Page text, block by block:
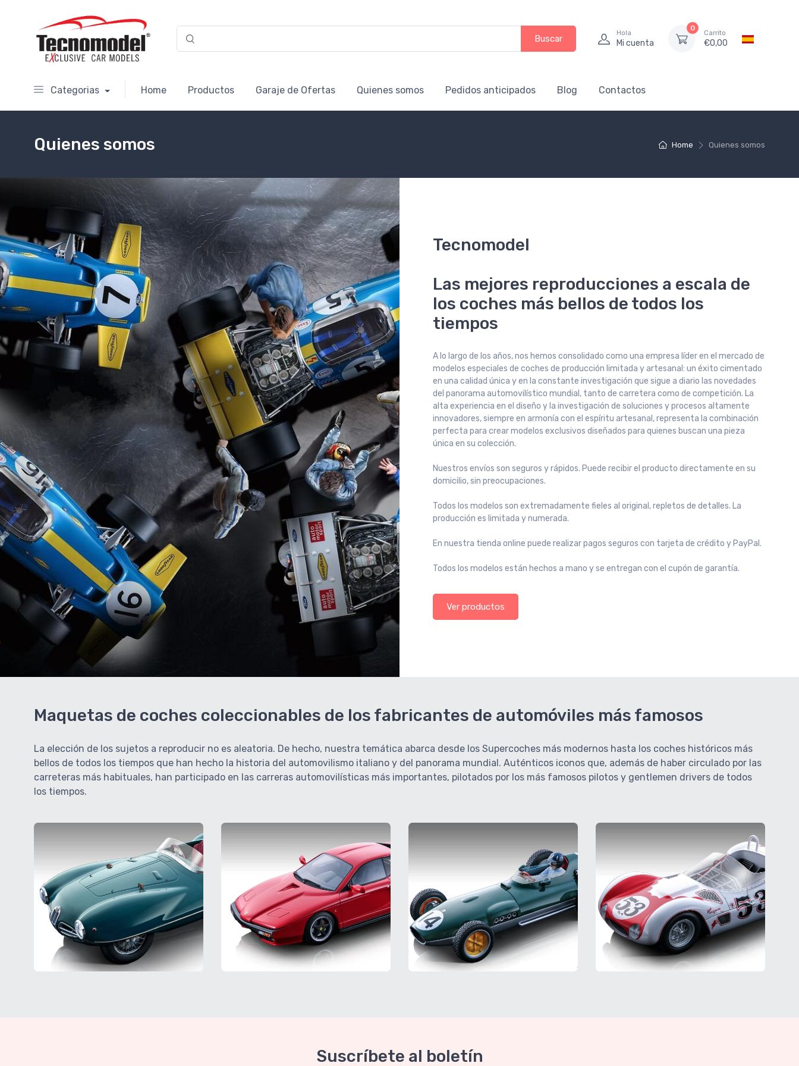
Buscar
Hola
Mi cuenta
0
Carrito
€0,00
Categorias Home Productos Garaje de Ofertas Quienes somos Pedidos anticipados Blog Contactos
Home Quienes somos
Quienes somos
Tecnomodel
Las mejores reproducciones a escala de
los coches más bellos de todos los
tiempos
A lo largo de los años, nos hemos consolidado como una empresa líder en el mercado de
modelos especiales de coches de producción limitada y artesanal: un éxito cimentado
en una calidad única y en la constante investigación que sigue a diario las novedades
del panorama automovilístico mundial, tanto de carretera como de competición. La
alta experiencia en el diseño y la investigación de soluciones y procesos altamente
innovadores, siempre en armonía con el espíritu artesanal, representa la combinación
perfecta para crear modelos exclusivos diseñados para quienes buscan una pieza
única en su colección.
Nuestros envíos son seguros y rápidos. Puede recibir el producto directamente en su
domicilio, sin preocupaciones.
Todos los modelos son extremadamente fieles al original, repletos de detalles. La
producción es limitada y numerada.
En nuestra tienda online puede realizar pagos seguros con tarjeta de crédito y PayPal.
Todos los modelos están hechos a mano y se entregan con el cupón de garantía.
Ver productos
Maquetas de coches coleccionables de los fabricantes de automóviles más famosos
La elección de los sujetos a reproducir no es aleatoria. De hecho, nuestra temática abarca desde los Supercoches más modernos hasta los coches históricos más
bellos de todos los tiempos que han hecho la historia del automovilismo italiano y del panorama mundial. Auténticos iconos que, además de haber circulado por las
carreteras más habituales, han participado en las carreras automovilísticas más importantes, pilotados por los más famosos pilotos y gentlemen drivers de todos
los tiempos.
Suscríbete al boletín